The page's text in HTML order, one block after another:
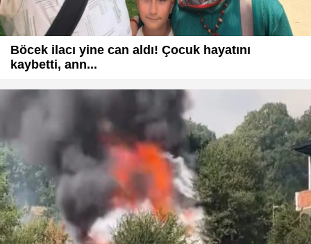
Böcek ilacı yine can aldı! Çocuk hayatını
kaybetti, ann...